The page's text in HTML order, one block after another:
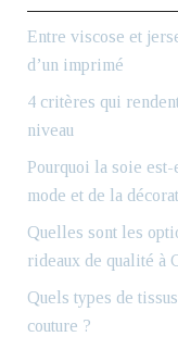
Entre viscose et
d’un imprimé
4 critères qui
niveau
Pourquoi la soie
mode et de la
Quelles sont les
rideaux de qualité à
Quels types de
couture ?